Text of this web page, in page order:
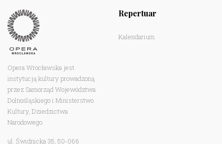
Opera Wrocławska jest
instytucją kultury prowadzoną
przez Samorząd Województwa
Dolnośląskiego i Ministerstwo
Kultury, Dziedzictwa
Narodowego.
ul. Świdnicka 35, 50-066
Repertuar
Kalendarium